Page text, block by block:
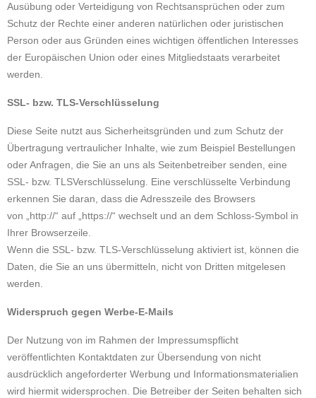
Ausübung oder Verteidigung von Rechtsansprüchen oder zum
Schutz der Rechte einer anderen natürlichen oder juristischen
Person oder aus Gründen eines wichtigen öffentlichen Interesses
der Europäischen Union oder eines Mitgliedstaats verarbeitet
werden.
SSL- bzw. TLS-Verschlüsselung
Diese Seite nutzt aus Sicherheitsgründen und zum Schutz der
Übertragung vertraulicher Inhalte, wie zum Beispiel Bestellungen
oder Anfragen, die Sie an uns als Seitenbetreiber senden, eine
SSL- bzw. TLSVerschlüsselung. Eine verschlüsselte Verbindung
erkennen Sie daran, dass die Adresszeile des Browsers
von „http://“ auf „https://“ wechselt und an dem Schloss-Symbol in
Ihrer Browserzeile.
Wenn die SSL- bzw. TLS-Verschlüsselung aktiviert ist, können die
Daten, die Sie an uns übermitteln, nicht von Dritten mitgelesen
werden.
Widerspruch gegen Werbe-E-Mails
Der Nutzung von im Rahmen der Impressumspflicht
veröffentlichten Kontaktdaten zur Übersendung von nicht
ausdrücklich angeforderter Werbung und Informationsmaterialien
wird hiermit widersprochen. Die Betreiber der Seiten behalten sich